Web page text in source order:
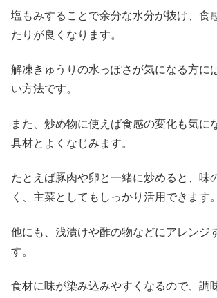
塩もみすることで余分な水分が抜け、食
たりが良くなります。
解凍きゅうりの水っぽさが気になる方に
い方法です。
また、炒め物に使えば食感の変化も気に
具材とよくなじみます。
たとえば豚肉や卵と一緒に炒めると、味
く、主菜としてもしっかり活用できます。
他にも、浅漬けや酢の物などにアレンジ
す。
食材に味が染み込みやすくなるので、調